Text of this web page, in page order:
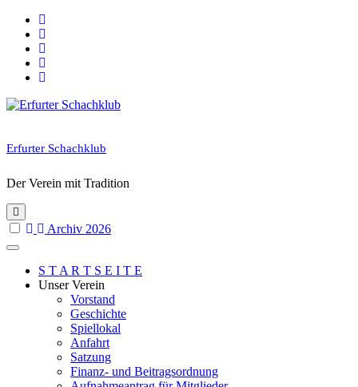
Skip
content
Erfurter Schachklub
Der Verein mit Tradition
Archiv 2026
S T A R T S E I T E
Unser Verein
Vorstand
Geschichte
Spiellokal
Anfahrt
Satzung
Finanz- und Beitragsordnung